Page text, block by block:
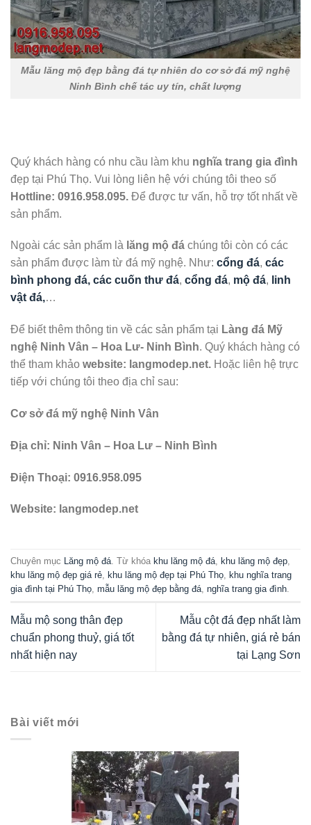
Mẫu lăng mộ đẹp bằng đá tự nhiên do cơ sở đá mỹ nghệ
Ninh Bình chế tác uy tín, chất lượng
Quý khách hàng có nhu cầu làm khu nghĩa trang gia đình
đẹp tại Phú Thọ. Vui lòng liên hệ với chúng tôi theo số
Hottline: 0916.958.095. Để được tư vấn, hỗ trợ tốt nhất về
sản phẩm.
Ngoài các sản phẩm là lăng mộ đá chúng tôi còn có các
sản phẩm được làm từ đá mỹ nghệ. Như: cổng đá, các
bình phong đá, các cuốn thư đá, cổng đá, mộ đá, linh
vật đá,…
Để biết thêm thông tin về các sản phẩm tại Làng đá Mỹ
nghệ Ninh Vân – Hoa Lư- Ninh Bình. Quý khách hàng có
thể tham khảo website: langmodep.net. Hoặc liên hệ trực
tiếp với chúng tôi theo địa chỉ sau:
Cơ sở đá mỹ nghệ Ninh Vân
Địa chỉ: Ninh Vân – Hoa Lư – Ninh Bình
Điện Thoại: 0916.958.095
Website: langmodep.net
Chuyên mục Lăng mộ đá . Từ khóa khu lăng mộ đá khu lăng mộ đẹp
khu lăng mộ đẹp giá rẻ khu lăng mộ đẹp tại Phú Thọ khu nghĩa trang
gia đình tại Phú Thọ mẫu lăng mộ đẹp bằng đá nghĩa trang gia đình
Mẫu mộ song thân đẹp
chuẩn phong thuỷ, giá tốt
nhất hiện nay
Mẫu cột đá đẹp nhất làm
bằng đá tự nhiên, giá rẻ bán
tại Lạng Sơn
Bài viết mới